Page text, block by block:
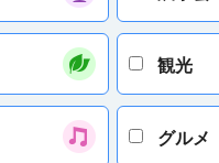
観光
グルメ